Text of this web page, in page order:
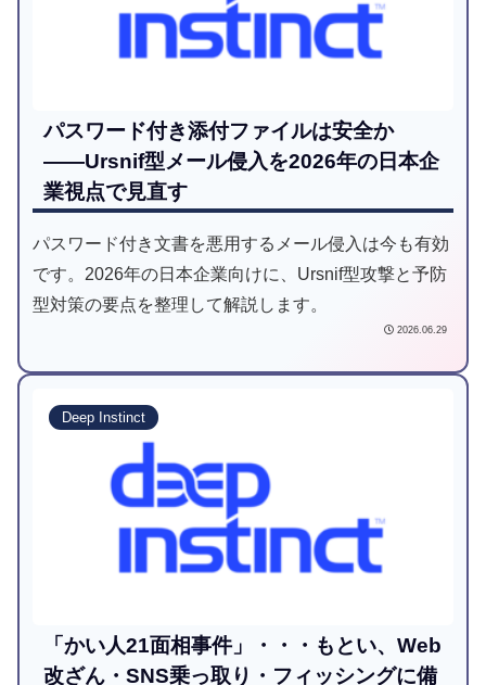
パスワード付き添付ファイルは安全か
――Ursnif型メール侵入を2026年の日本企
業視点で見直す
パスワード付き文書を悪用するメール侵入は今も有効
です。2026年の日本企業向けに、Ursnif型攻撃と予防
型対策の要点を整理して解説します。
2026.06.29
Deep Instinct
「かい人21面相事件」・・・もとい、Web
改ざん・SNS乗っ取り・フィッシングに備